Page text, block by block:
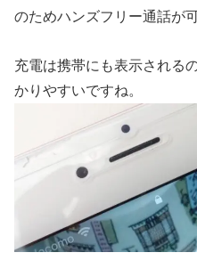
のためハンズフリー通話が
充電は携帯にも表示される
かりやすいですね。